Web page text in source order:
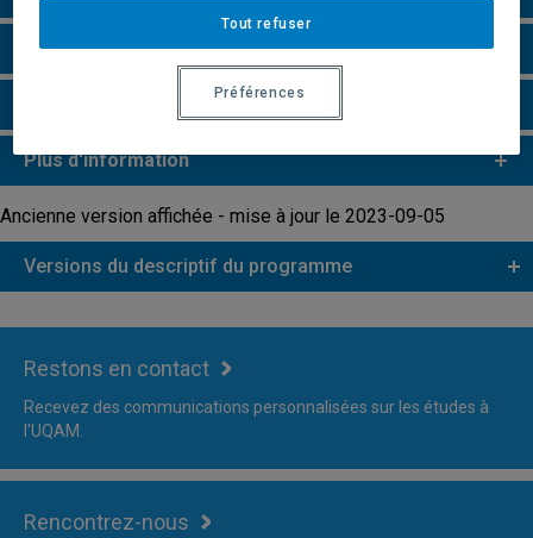
Remarques et règlements
Faire une demande d'admission
Plus d'information
Ancienne version affichée - mise à jour le 2023-09-05
Versions du descriptif du programme
Restons en contact
Recevez des communications personnalisées sur les études à
l'UQAM.
Rencontrez-nous
Tout refuser
Préférences